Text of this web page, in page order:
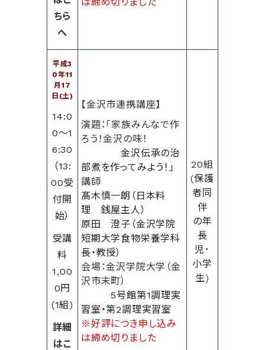
ちら
へ
平成3
0年11
月17
日(土)
14:0
0～1
6:30
（13:
00受
付開
始）
受講
料
1,00
0円
(1組)
詳細
はこ
【金沢市連携講座】
演題：「家族みんなで作
ろう！金沢の味！
金沢伝承の治
部煮を作ってみよう！」
講師
髙木慎一朗（日本料
理 銭屋主人）
原田 澄子（金沢学院
短期大学食物栄養学科
長・教授）
会場：金沢学院大学（金
沢市末町）
5号館第1調理実
習室・第2調理実習室
※好評につき申し込み
は締め切りました
20組
(保護
者同
伴
の年
長
児･
小学
生)